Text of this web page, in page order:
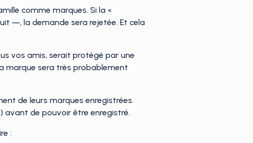
comme marques. Si la «
—, la demande sera rejetée. Et cela
vos amis, serait protégé par une
marque sera très probablement
de leurs marques enregistrées.
de pouvoir être enregistré.
: